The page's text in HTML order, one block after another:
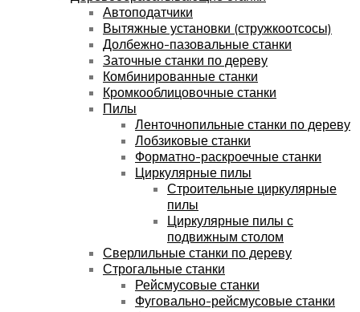
Автоподатчики
Вытяжные установки (стружкоотсосы)
Долбежно-пазовальные станки
Заточные станки по дереву
Комбинированные станки
Кромкооблицовочные станки
Пилы
Ленточнопильные станки по дереву
Лобзиковые станки
Форматно-раскроечные станки
Циркулярные пилы
Строительные циркулярные
пилы
Циркулярные пилы с
подвижным столом
Сверлильные станки по дереву
Строгальные станки
Рейсмусовые станки
Фуговально-рейсмусовые станки